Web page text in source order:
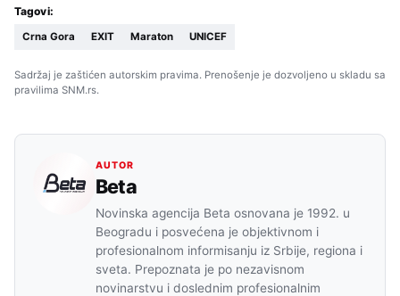
Tagovi:
Crna Gora EXIT Maraton UNICEF
Sadržaj je zaštićen autorskim pravima. Prenošenje je dozvoljeno u skladu sa
pravilima SNM.rs.
AUTOR
Beta
Novinska agencija Beta osnovana je 1992. u
Beogradu i posvećena je objektivnom i
profesionalnom informisanju iz Srbije, regiona i
sveta. Prepoznata je po nezavisnom
novinarstvu i doslednim profesionalnim